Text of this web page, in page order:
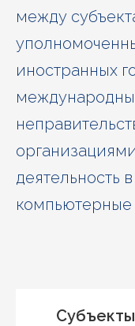
между
иностранных
деятельность
Субъекты